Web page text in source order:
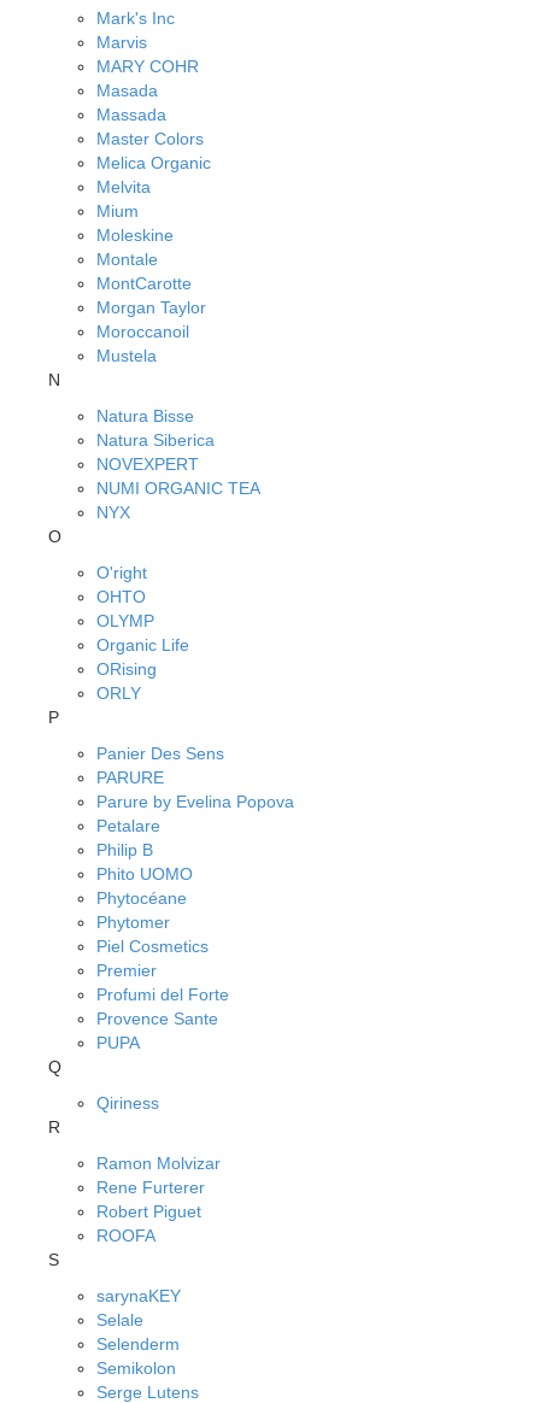
Mark's Inc
Marvis
MARY COHR
Masada
Massada
Master Colors
Melica Organic
Melvita
Mium
Moleskine
Montale
MontCarotte
Morgan Taylor
Moroccanoil
Mustela
N
Natura Bisse
Natura Siberica
NOVEXPERT
NUMI ORGANIC TEA
NYX
O
O'right
OHTO
OLYMP
Organic Life
ORising
ORLY
P
Panier Des Sens
PARURE
Parure by Evelina Popova
Petalare
Philip B
Phito UOMO
Phytocéane
Phytomer
Piel Cosmetics
Premier
Profumi del Forte
Provence Sante
PUPA
Q
Qiriness
R
Ramon Molvizar
Rene Furterer
Robert Piguet
ROOFA
S
sarynaKEY
Selale
Selenderm
Semikolon
Serge Lutens